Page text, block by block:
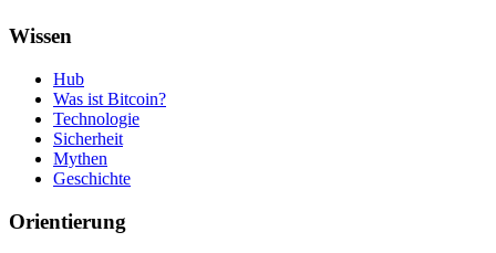
Wissen
Hub
Was ist Bitcoin?
Technologie
Sicherheit
Mythen
Geschichte
Orientierung